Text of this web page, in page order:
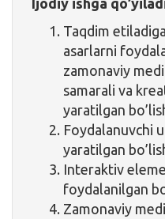
Taqdim
asarlarni
zamonaviy
samarali va
yaratilgan
Foydalanuvchi
yaratilgan
Interaktiv
foydalanilgan
Zamonaviy